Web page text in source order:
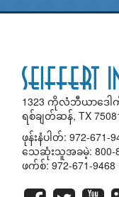
1323 ကိုလံဘီယာဒေါ
ရစ်ချတ်ဆန်, TX
ဖုန်းနံပါတ်: 972-671-
သေဆုံးသူအခမဲ့: 800-
ဖက်စ်: 972-671-9468